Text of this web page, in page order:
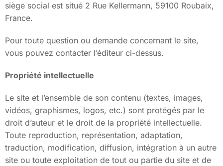
siège social est situé 2 Rue Kellermann, 59100 Roubaix,
France.
Pour toute question ou demande concernant le site,
vous pouvez contacter l’éditeur ci-dessus.
Propriété intellectuelle
Le site et l’ensemble de son contenu (textes, images,
vidéos, graphismes, logos, etc.) sont protégés par le
droit d’auteur et le droit de la propriété intellectuelle.
Toute reproduction, représentation, adaptation,
traduction, modification, diffusion, intégration à un autre
site ou toute exploitation de tout ou partie du site et de